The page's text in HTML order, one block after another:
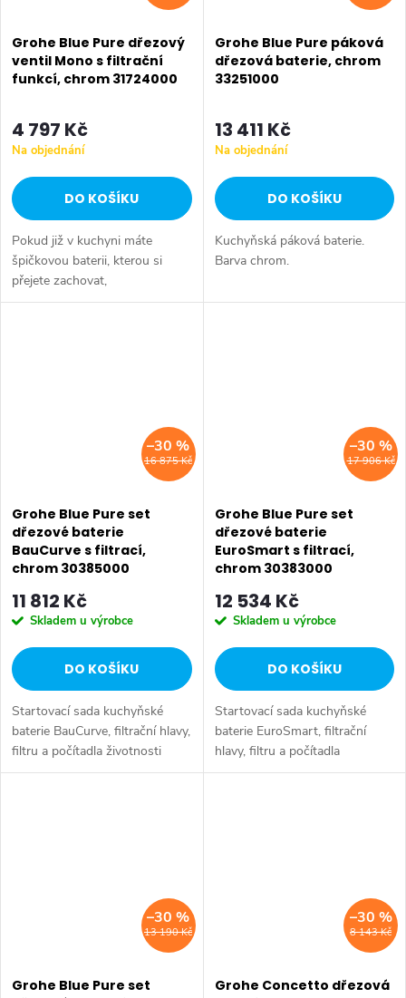
Grohe Blue Pure dřezový
ventil Mono s filtrační
funkcí, chrom 31724000
4 797 Kč
Na objednání
DO KOŠÍKU
Pokud již v kuchyni máte
špičkovou baterii, kterou si
přejete zachovat,
systém GROHE Blue Mono pro
Grohe Blue Pure páková
dřezová baterie, chrom
33251000
13 411 Kč
Na objednání
DO KOŠÍKU
Kuchyňská páková baterie.
Barva chrom.
16 875 Kč
–30 %
Grohe Blue Pure set
dřezové baterie
BauCurve s filtrací,
chrom 30385000
11 812 Kč
Skladem u výrobce
DO KOŠÍKU
Startovací sada kuchyňské
baterie BauCurve, filtrační hlavy,
filtru a počítadla životnosti
filtru. Barva chrom.
17 906 Kč
–30 %
Grohe Blue Pure set
dřezové baterie
EuroSmart s filtrací,
chrom 30383000
12 534 Kč
Skladem u výrobce
DO KOŠÍKU
Startovací sada kuchyňské
baterie EuroSmart, filtrační
hlavy, filtru a počítadla
životnosti filtru. Barva chrom.
13 190 Kč
–30 %
Grohe Blue Pure set
8 143 Kč
–30 %
Grohe Concetto dřezová